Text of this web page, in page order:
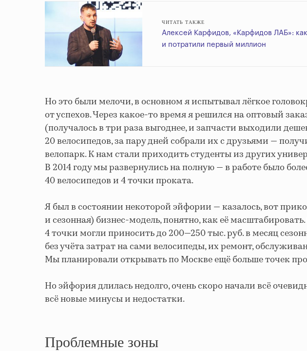
ЧИТАТЬ ТАКЖЕ
Алексей Карфидов, «Карфидов ЛАБ»:
и потратили первый миллион
Но это были мелочи, в основном я испытывал лёгкое
от успехов. Через какое-то время я решился на оптовый
(получалось в три раза выгоднее, и запчасти выходили
20 велосипедов, за пару дней собрали их с друзьями —
велопарк. К нам стали приходить студенты из других
В 2014 году мы развернулись на полную — в работе было
40 велосипедов и 4 точки проката.
Я был в состоянии некоторой эйфории — казалось, вот
и сезонная) бизнес-модель, понятно, как её
4 точки могли приносить до 200—250 тыс. руб. в месяц
без учёта затрат на сами велосипеды, их ремонт,
Мы планировали открывать по Москве ещё больше точек
Но эйфория длилась недолго, очень скоро начали всё
всё новые минусы и недостатки.
Проблемные зоны